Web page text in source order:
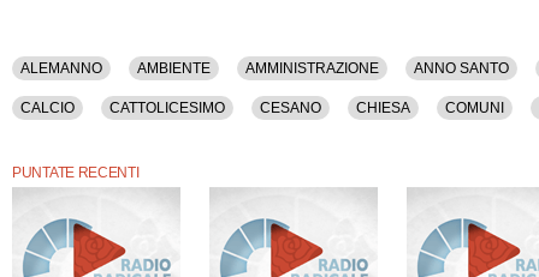
ALEMANNO AMBIENTE AMMINISTRAZIONE ANNO SANTO
CALCIO CATTOLICESIMO CESANO CHIESA COMUNI
LAVORI PUBBLICI MAFIA MARINO MASS MEDIA
POLITICA PRIVATO QUALITA' DELLA VITA
SPORT STORIA STRADE TECNOLOGIA TERRITORIO
PUNTATE RECENTI